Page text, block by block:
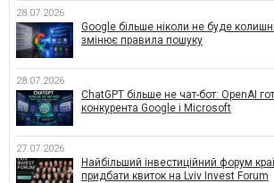
28.07.2026
Google більше ніколи не буде
змінює правила пошуку
28.07.2026
ChatGPT більше не чат-бот: OpenAI
конкурента Google і Microsoft
27.07.2026
Найбільший інвестиційний форум
придбати квиток на Lviv Invest Forum